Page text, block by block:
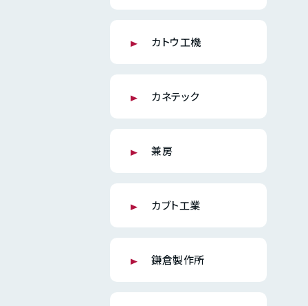
カトウ工機
カネテック
兼房
カブト工業
鎌倉製作所